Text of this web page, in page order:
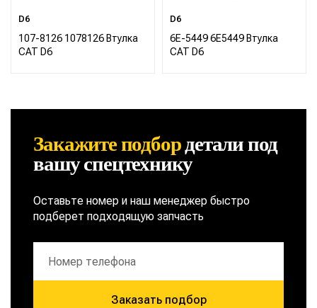
D6
107-8126 1078126 Втулка
CAT D6
D6
6E-5449 6E5449 Втулка
CAT D6
Закажите подбордеталипод
вашу спецтехнику
Оставьте номер и наш менеджер быстро
подберет подходящую запчасть
Заказать подбор